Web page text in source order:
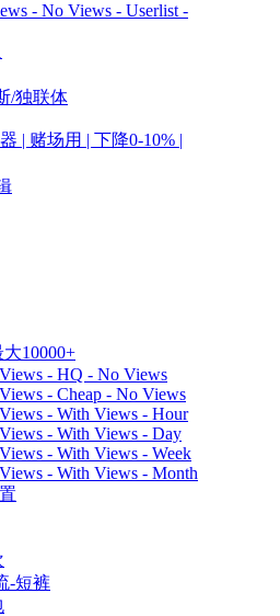
- No Views - Userlist -
/独联体
| 赌场用 | 下降0-10% |
10000+
- HQ - No Views
- Cheap - No Views
- With Views - Hour
- With Views - Day
- With Views - Week
- With Views - Month
-短裤